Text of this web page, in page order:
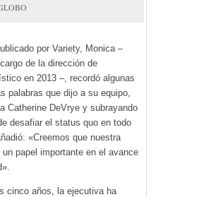
por Variety, Monica –
de la dirección de
en 2013 –, recordó algunas
palabras que dijo a su equipo,
Catherine DeVrye y subrayando
desafiar el status quo en todo
«Creemos que nuestra
papel importante en el avance
cinco años, la ejecutiva ha